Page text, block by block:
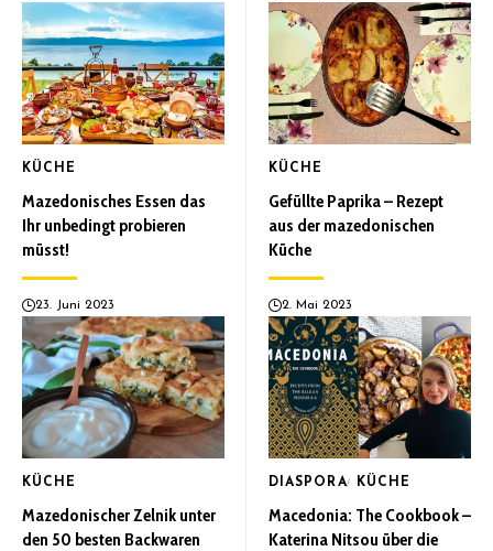
KÜCHE
Mazedonisches Essen das
Ihr unbedingt probieren
müsst!
23. Juni 2023
KÜCHE
Gefüllte Paprika – Rezept
aus der mazedonischen
Küche
2. Mai 2023
KÜCHE
Mazedonischer Zelnik unter
den 50 besten Backwaren
DIASPORA KÜCHE
Macedonia: The Cookbook –
Katerina Nitsou über die